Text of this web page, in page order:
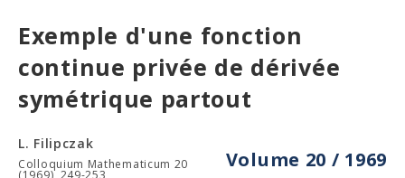
Exemple d'une fonction
continue privée de dérivée
symétrique partout
Volume 20 / 1969
L. Filipczak
Colloquium Mathematicum 20
(1969), 249-253